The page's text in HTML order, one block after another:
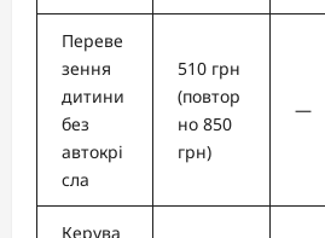
Переве
зення
дитини
без
автокрі
сла
510 грн
(повтор
но 850
грн)
—
Керува